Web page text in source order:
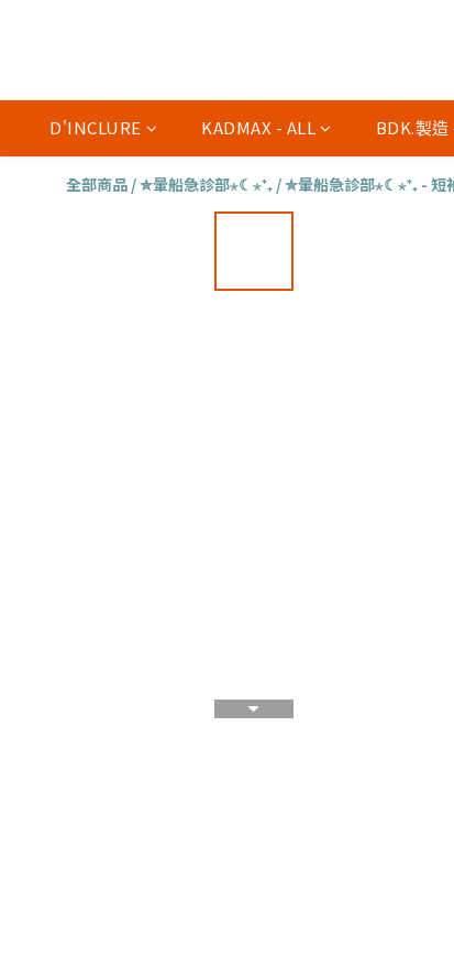
D'INCLURE KADMAX - ALL BDK.製
全部商品 /✮暈船急診部⋆☾⋆⁺₊ /✮暈船急診部⋆☾⋆⁺₊ - 短